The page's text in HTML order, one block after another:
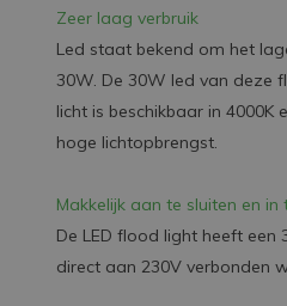
Zeer laag verbruik
Led staat bekend om het
30W. De 30W led van deze
licht is beschikbaar in
hoge lichtopbrengst.
Makkelijk aan te sluiten en in
De LED flood light heeft
direct aan 230V verbonden